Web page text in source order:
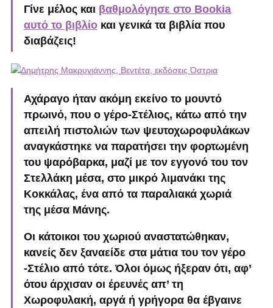
Γίνε μέλος και βαθμολόγησε στο Bookia
αυτό το βιβλίο και γενικά τα βιβλία που
διαβάζεις!
Αχάραγο ήταν ακόμη εκείνο το μουντό
πρωινό, που ο γέρο-Στέλιος, κάτω από την
απειλή πιστολιών των ψευτοχωροφυλάκων
αναγκάστηκε να παρατήσει την φορτωμένη
του ψαρόβαρκα, μαζί με τον εγγονό του τον
Στελλάκη μέσα, στο μικρό λιμανάκι της
Κοκκάλας, ένα από τα παραλιακά χωριά
της μέσα Μάνης.
Οι κάτοικοι του χωριού αναστατώθηκαν,
κανείς δεν ξαναείδε στα μάτια του τον γέρο
-Στέλιο από τότε. Όλοι όμως ήξεραν ότι, αφ’
ότου άρχισαν οι έρευνές απ’ τη
Χωροφυλακή, αργά ή γρήγορα θα έβγαινε